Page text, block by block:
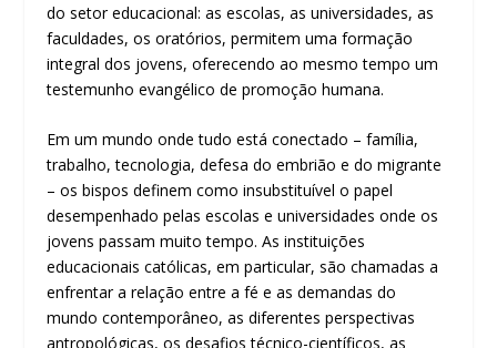
do setor educacional: as escolas, as universidades, as
faculdades, os oratórios, permitem uma formação
integral dos jovens, oferecendo ao mesmo tempo um
testemunho evangélico de promoção humana.
Em um mundo onde tudo está conectado – família,
trabalho, tecnologia, defesa do embrião e do migrante
– os bispos definem como insubstituível o papel
desempenhado pelas escolas e universidades onde os
jovens passam muito tempo. As instituições
educacionais católicas, em particular, são chamadas a
enfrentar a relação entre a fé e as demandas do
mundo contemporâneo, as diferentes perspectivas
antropológicas, os desafios técnico-científicos, as